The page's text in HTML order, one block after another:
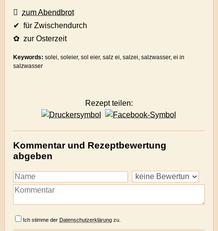
zum Abendbrot
✔ für Zwischendurch
✿ zur Osterzeit
Keywords: solei, soleier, sol eier, salz ei, salzei, salzwasser, ei in
salzwasser
Rezept teilen:
Kommentar und Rezeptbewertung
abgeben
Ich stimme derDatenschutzerklärung zu.